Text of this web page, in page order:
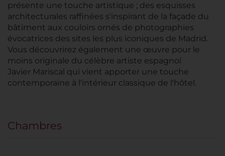
présente une touche artistique ; des esquisses
architecturales raffinées s'inspirant de la façade du
bâtiment aux couloirs ornés de photographies
évocatrices des sites les plus iconiques de Madrid.
Vous découvrirez également une œuvre pour le
moins originale du célèbre artiste espagnol
Javier Mariscal qui vient apporter une touche
contemporaine à l'intérieur classique de l'hôtel.
Chambres